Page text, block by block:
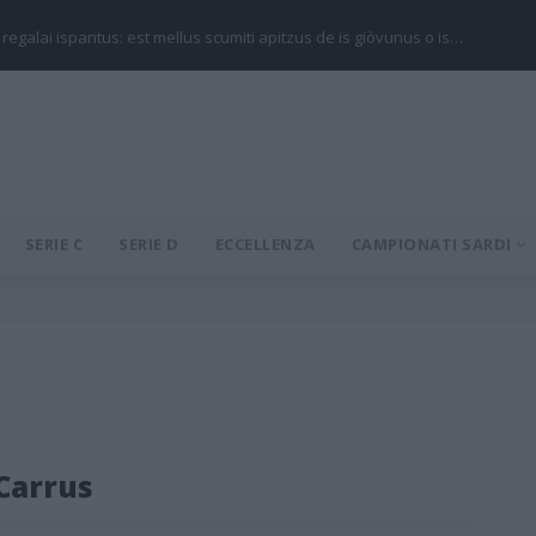
regalai ispantus: est mellus scumiti apitzus de is giòvunus o is…
SERIE C SERIE D ECCELLENZA CAMPIONATI SARDI